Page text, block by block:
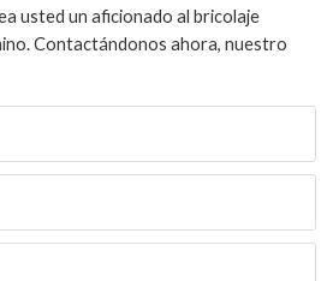
usted un aficionado al bricolaje
Contactándonos ahora, nuestro